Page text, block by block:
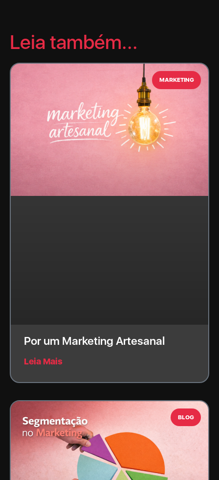
Leia também...
MARKETING
Por um Marketing Artesanal
Leia Mais
BLOG